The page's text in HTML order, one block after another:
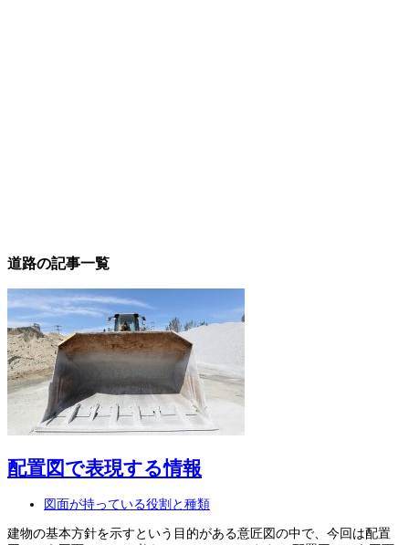
道路の記事一覧
配置図で表現する情報
図面が持っている役割と種類
建物の基本方針を示すという目的がある意匠図の中で、今回は配置